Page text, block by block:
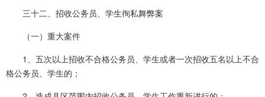
三十二、招收公务员、学生徇私舞弊案
（一）重大案件
1、五次以上招收不合格公务员、学生或者一次招收五名以上不合
格公务员、学生的；